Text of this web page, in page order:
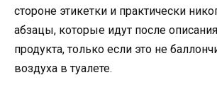
стороне этикетки и практически
абзацы, которые идут после
продукта, только если это не
воздуха в туалете.